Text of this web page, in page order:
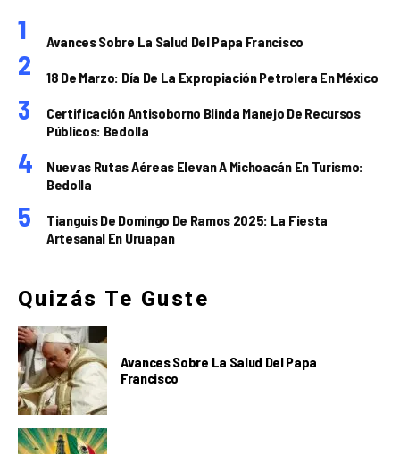
Avances Sobre La Salud Del Papa Francisco
18 De Marzo: Día De La Expropiación Petrolera En México
Certificación Antisoborno Blinda Manejo De Recursos
Públicos: Bedolla
Nuevas Rutas Aéreas Elevan A Michoacán En Turismo:
Bedolla
Tianguis De Domingo De Ramos 2025: La Fiesta
Artesanal En Uruapan
Quizás Te Guste
Avances Sobre La Salud Del Papa
Francisco